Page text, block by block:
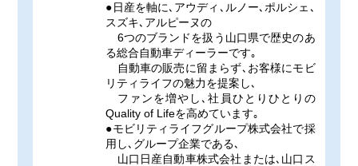
●日産を軸に､アウディ､ルノー､ポルシェ､
スズキ､アルピーヌの
6つのブランドを扱う山口県で歴史のあ
る総合自動車ディーラーです｡
自動車の販売に留まらず､お客様にモビ
リティライフの魅力を提案し､
ファンを増やし､社員ひとりひとりの
Quality of Lifeを高めています｡
●モビリティライフグループ株式会社で採
用し､グループ企業である､
山口日産自動車株式会社または､山口ス